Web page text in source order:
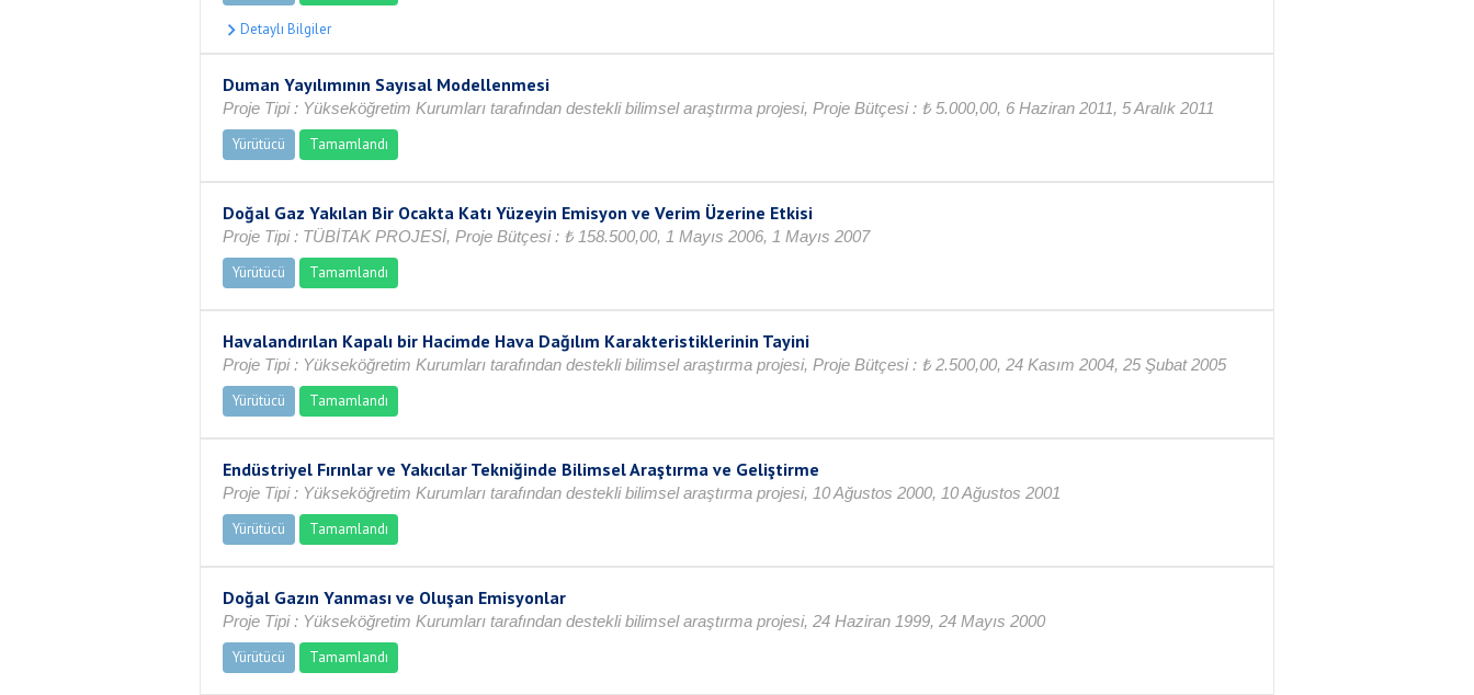
Duman Yayılımının Sayısal Modellenmesi
Proje Tipi : Yükseköğretim Kurumları tarafından destekli bilimsel araştırma projesi, Proje Bütçesi : ₺ 5.000,00, 6 Haziran 2011, 5 Aralık 2011
Yürütücü
Tamamlandı
Doğal Gaz Yakılan Bir Ocakta Katı Yüzeyin Emisyon ve Verim Üzerine Etkisi
Proje Tipi : TÜBİTAK PROJESİ, Proje Bütçesi : ₺ 158.500,00, 1 Mayıs 2006, 1 Mayıs 2007
Yürütücü
Tamamlandı
Havalandırılan Kapalı bir Hacimde Hava Dağılım Karakteristiklerinin Tayini
Proje Tipi : Yükseköğretim Kurumları tarafından destekli bilimsel araştırma projesi, Proje Bütçesi : ₺ 2.500,00, 24 Kasım 2004, 25 Şubat 2005
Yürütücü
Tamamlandı
Endüstriyel Fırınlar ve Yakıcılar Tekniğinde Bilimsel Araştırma ve Geliştirme
Proje Tipi : Yükseköğretim Kurumları tarafından destekli bilimsel araştırma projesi, 10 Ağustos 2000, 10 Ağustos 2001
Yürütücü
Tamamlandı
Doğal Gazın Yanması ve Oluşan Emisyonlar
Proje Tipi : Yükseköğretim Kurumları tarafından destekli bilimsel araştırma projesi, 24 Haziran 1999, 24 Mayıs 2000
Yürütücü
Tamamlandı